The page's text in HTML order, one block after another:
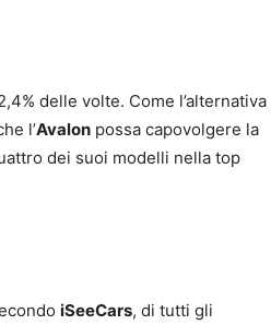
delle volte. Come l’alternativa
l’Avalon possa capovolgere la
dei suoi modelli nella top
iSeeCars, di tutti gli